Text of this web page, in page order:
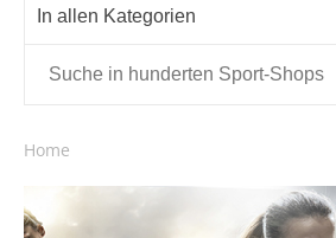
In allen Kategorien
Home